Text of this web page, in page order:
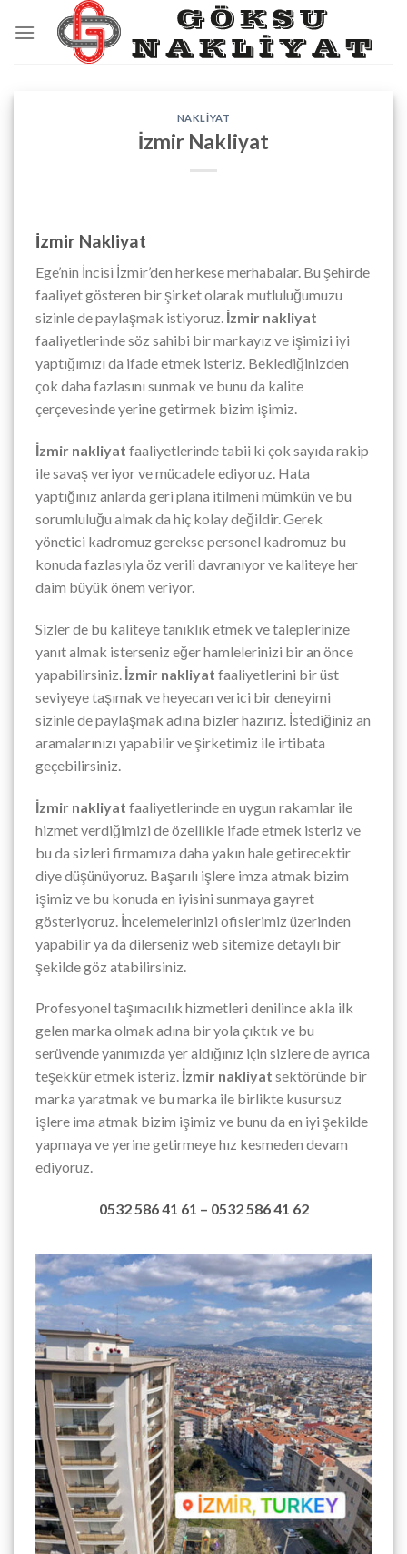
NAKLIYAT
İzmir Nakliyat
İzmir Nakliyat
Ege’nin İncisi İzmir’den herkese merhabalar. Bu şehirde
faaliyet gösteren bir şirket olarak mutluluğumuzu
sizinle de paylaşmak istiyoruz. İzmir nakliyat
faaliyetlerinde söz sahibi bir markayız ve işimizi iyi
yaptığımızı da ifade etmek isteriz. Beklediğinizden
çok daha fazlasını sunmak ve bunu da kalite
çerçevesinde yerine getirmek bizim işimiz.
İzmir nakliyat faaliyetlerinde tabii ki çok sayıda rakip
ile savaş veriyor ve mücadele ediyoruz. Hata
yaptığınız anlarda geri plana itilmeni mümkün ve bu
sorumluluğu almak da hiç kolay değildir. Gerek
yönetici kadromuz gerekse personel kadromuz bu
konuda fazlasıyla öz verili davranıyor ve kaliteye her
daim büyük önem veriyor.
Sizler de bu kaliteye tanıklık etmek ve taleplerinize
yanıt almak isterseniz eğer hamlelerinizi bir an önce
yapabilirsiniz. İzmir nakliyat faaliyetlerini bir üst
seviyeye taşımak ve heyecan verici bir deneyimi
sizinle de paylaşmak adına bizler hazırız. İstediğiniz an
aramalarınızı yapabilir ve şirketimiz ile irtibata
geçebilirsiniz.
İzmir nakliyat faaliyetlerinde en uygun rakamlar ile
hizmet verdiğimizi de özellikle ifade etmek isteriz ve
bu da sizleri firmamıza daha yakın hale getirecektir
diye düşünüyoruz. Başarılı işlere imza atmak bizim
işimiz ve bu konuda en iyisini sunmaya gayret
gösteriyoruz. İncelemelerinizi ofislerimiz üzerinden
yapabilir ya da dilerseniz web sitemize detaylı bir
şekilde göz atabilirsiniz.
Profesyonel taşımacılık hizmetleri denilince akla ilk
gelen marka olmak adına bir yola çıktık ve bu
serüvende yanımızda yer aldığınız için sizlere de ayrıca
teşekkür etmek isteriz. İzmir nakliyat sektöründe bir
marka yaratmak ve bu marka ile birlikte kusursuz
işlere ima atmak bizim işimiz ve bunu da en iyi şekilde
yapmaya ve yerine getirmeye hız kesmeden devam
ediyoruz.
0532 586 41 61 – 0532 586 41 62